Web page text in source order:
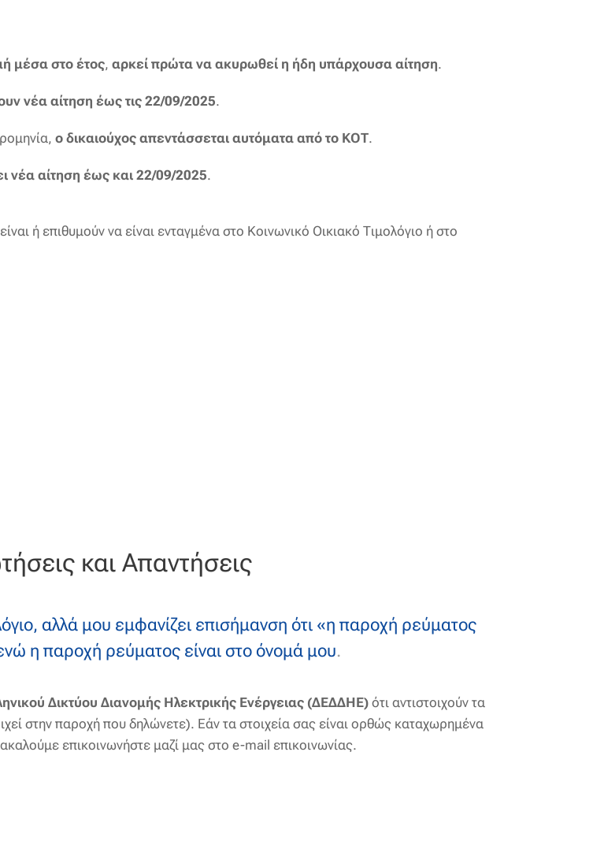
μέσα στο έτος, αρκεί πρώτα να ακυρωθεί η ήδη υπάρχουσα αίτηση.
νέα αίτηση έως τις 22/09/2025.
ο δικαιούχος απεντάσσεται αυτόματα από το ΚΟΤ.
νέα αίτηση έως και 22/09/2025.
ή επιθυμούν να είναι ενταγμένα στο Κοινωνικό Οικιακό Τιμολόγιο ή στο
και Απαντήσεις
αλλά μου εμφανίζει επισήμανση ότι «η παροχή ρεύματος
η παροχή ρεύματος είναι στο όνομά μου.
Δικτύου Διανομής Ηλεκτρικής Ενέργειας (ΔΕΔΔΗΕ) ότι αντιστοιχούν τα
στην παροχή που δηλώνετε). Εάν τα στοιχεία σας είναι ορθώς καταχωρημένα
επικοινωνήστε μαζί μας στο e-mail επικοινωνίας.